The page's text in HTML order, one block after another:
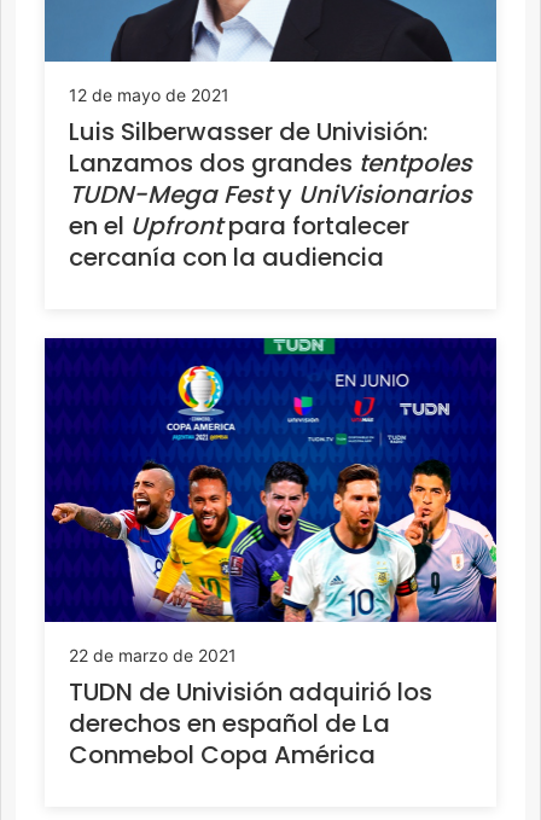
12 de mayo de 2021
Luis Silberwasser de Univisión:
Lanzamos dos grandes tentpoles
TUDN-Mega Festy UniVisionarios
en el Upfrontpara fortalecer
cercanía con la audiencia
22 de marzo de 2021
TUDN de Univisión adquirió los
derechos en español de La
Conmebol Copa América